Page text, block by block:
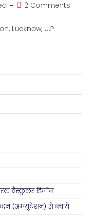
2 Comments
Lucknow, U.P
वैस्कुलर डिजीज
(अम्प्यूटेशन) से बचाये